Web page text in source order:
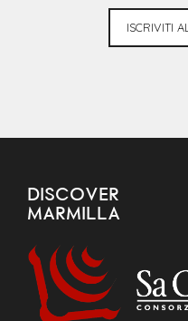
ISCRIVITI
DISCOVER
MARMILLA